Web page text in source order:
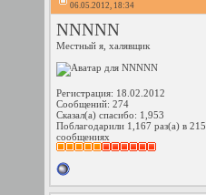
06.05.2012, 18:34
NNNNN
Местный я, халявщик
Регистрация: 18.02.2012
Сообщений: 274
Сказал(а) спасибо: 1,953
Поблагодарили 1,167 раз(а) в 215
сообщениях